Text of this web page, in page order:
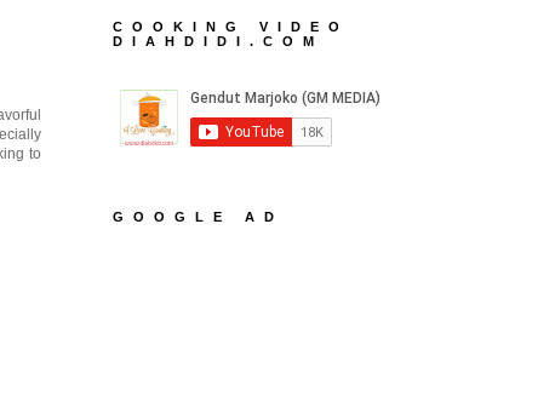
to
COOKING VIDEO
DIAHDIDI.COM
GOOGLE AD